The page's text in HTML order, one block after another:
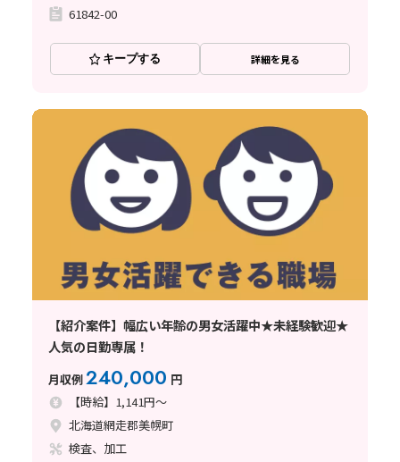
61842-00
キープする 詳細を見る
【紹介案件】幅広い年齢の男女活躍中★未経験歓迎★
人気の日勤専属！
月収例240,000 円
【時給】1,141円～
北海道網走郡美幌町
検査、加工